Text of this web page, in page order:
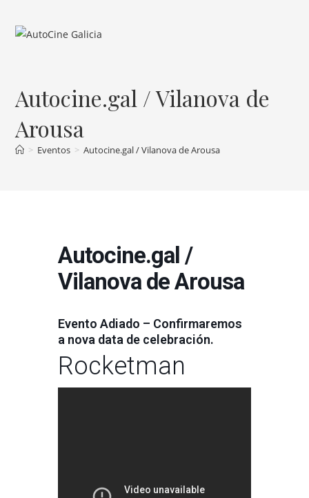
contenido
Autocine.gal / Vilanova de
Arousa
> Eventos > Autocine.gal / Vilanova de Arousa
Autocine.gal /
Vilanova de Arousa
Evento Adiado – Confirmaremos
a nova data de celebración.
Rocketman